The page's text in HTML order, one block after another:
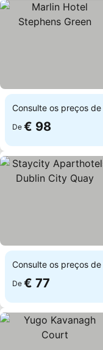
Consulte os preços de
De € 98
Consulte os preços de
De € 77